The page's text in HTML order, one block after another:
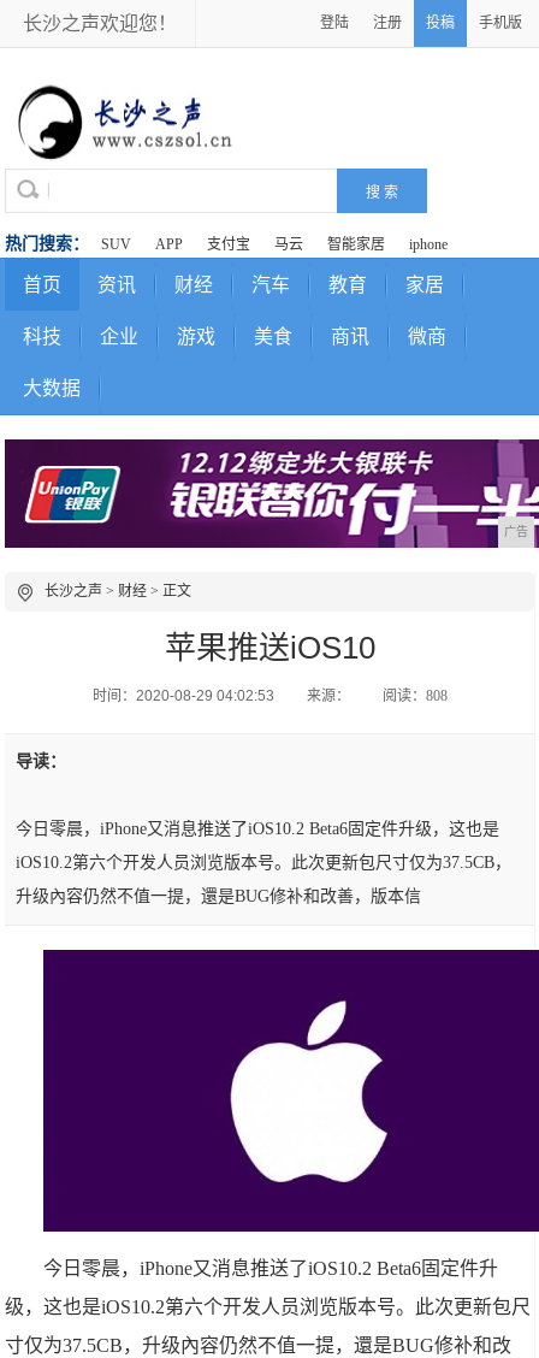
长沙之声欢迎您！ 登陆 注册 投稿 手机版
热门搜索： SUV APP 支付宝 马云 智能家居 iphone
首页 资讯 财经 汽车 教育 家居
科技 企业 游戏 美食 商讯 微商
大数据
广告
长沙之声 > 财经 > 正文
苹果推送iOS10
时间：2020-08-29 04:02:53 来源： 阅读：808
导读：
今日零晨，iPhone又消息推送了iOS10.2 Beta6固定件升级，这也是
iOS10.2第六个开发人员浏览版本号。此次更新包尺寸仅为37.5CB，
升级內容仍然不值一提，還是BUG修补和改善，版本信
今日零晨，iPhone又消息推送了iOS10.2 Beta6固定件升
级，这也是iOS10.2第六个开发人员浏览版本号。此次更新包尺
寸仅为37.5CB，升级內容仍然不值一提，還是BUG修补和改